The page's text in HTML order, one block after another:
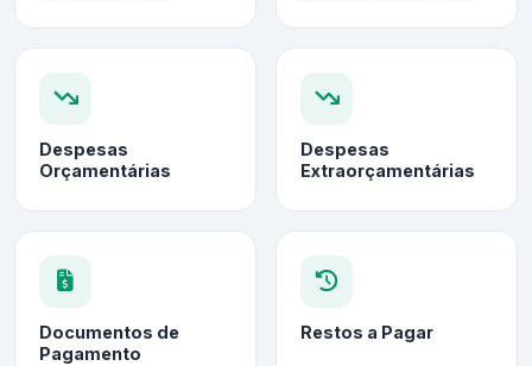
Despesas
Orçamentárias
Despesas
Extraorçamentárias
Documentos de
Pagamento
Restos a Pagar